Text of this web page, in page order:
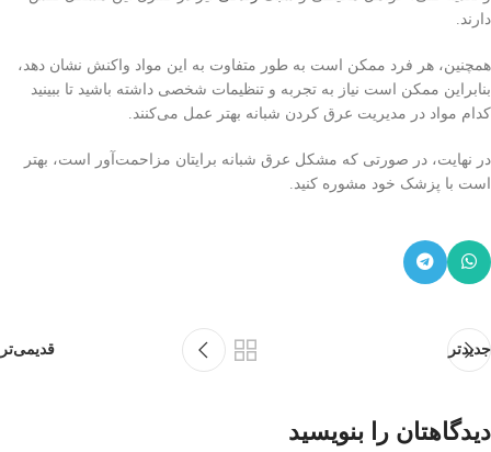
دارند.
همچنین، هر فرد ممکن است به طور متفاوت به این مواد واکنش نشان دهد،
بنابراین ممکن است نیاز به تجربه و تنظیمات شخصی داشته باشید تا ببینید
کدام مواد در مدیریت عرق کردن شبانه بهتر عمل می‌کنند.
در نهایت، در صورتی که مشکل عرق شبانه برایتان مزاحمت‌آور است، بهتر
است با پزشک خود مشوره کنید.
جدیدتر قدیمی‌تر
دیدگاهتان را بنویسید